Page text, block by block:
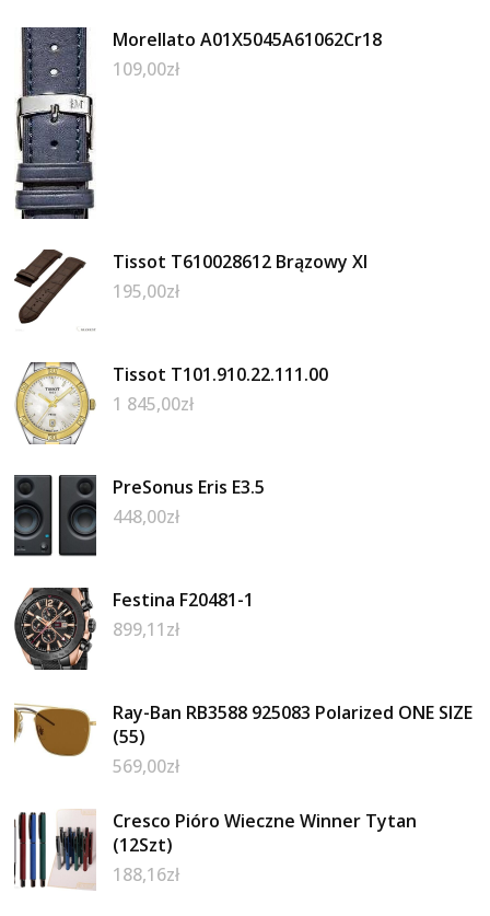
Morellato A01X5045A61062Cr18
109,00zł
Tissot T610028612 Brązowy Xl
195,00zł
Tissot T101.910.22.111.00
1 845,00zł
PreSonus Eris E3.5
448,00zł
Festina F20481-1
899,11zł
Ray-Ban RB3588 925083 Polarized ONE SIZE
(55)
569,00zł
Cresco Pióro Wieczne Winner Tytan
(12Szt)
188,16zł